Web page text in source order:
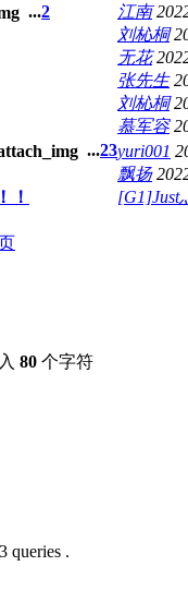
...2 江南
刘杺桐
无花
张先生
刘杺桐
慕军容
...23yuri001
飘扬
！
[G1]Just
80 个字符
queries .